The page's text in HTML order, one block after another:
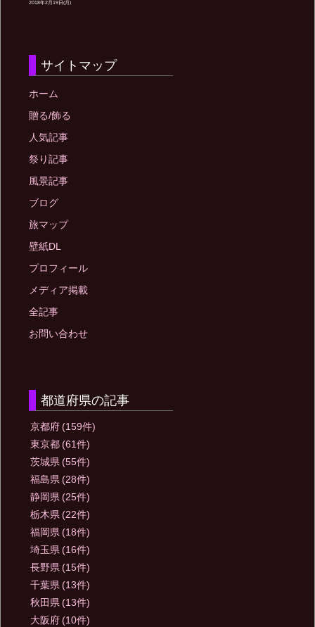
2018年2月19日(月)
サイトマップ
ホーム
贈る/飾る
人気記事
祭り記事
風景記事
ブログ
旅マップ
壁紙DL
プロフィール
メディア掲載
全記事
お問い合わせ
都道府県の記事
京都府 (159件)
東京都 (61件)
茨城県 (55件)
福島県 (28件)
静岡県 (25件)
栃木県 (22件)
福岡県 (18件)
埼玉県 (16件)
長野県 (15件)
千葉県 (13件)
秋田県 (13件)
大阪府 (10件)